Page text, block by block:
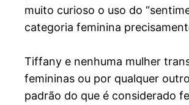
muito curioso o uso do
categoria feminina
Tiffany e nenhuma mulher
femininas ou por qualquer
padrão do que é considerado